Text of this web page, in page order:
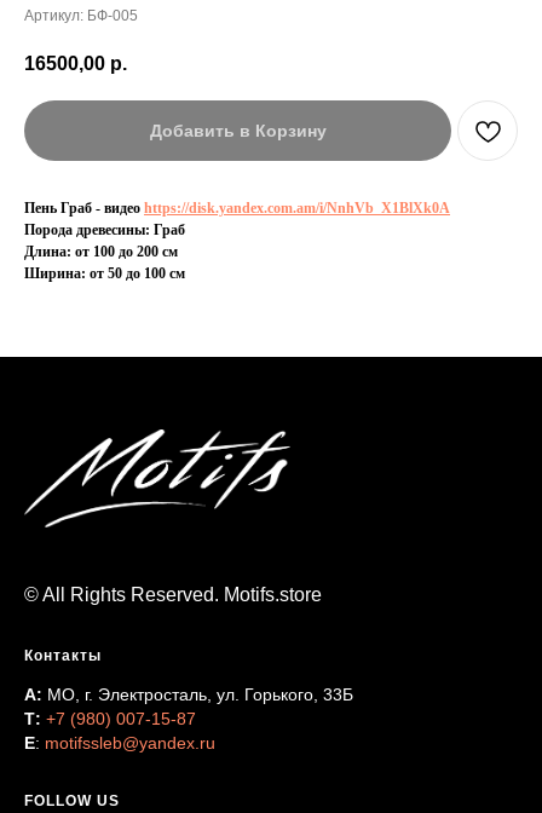
Артикул: БФ-005
16500,00 р.
Добавить в Корзину
Пень Граб - видео https://disk.yandex.com.am/i/NnhVb_X1BlXk0A
Порода древесины: Граб
Длина: от 100 до 200 см
Ширина: от 50 до 100 см
© All Rights Reserved. Motifs.store
Контакты
А: МО, г. Электросталь, ул. Горького, 33Б
Т: +7 (980) 007-15-87
Е: motifssleb@yandex.ru
FOLLOW US